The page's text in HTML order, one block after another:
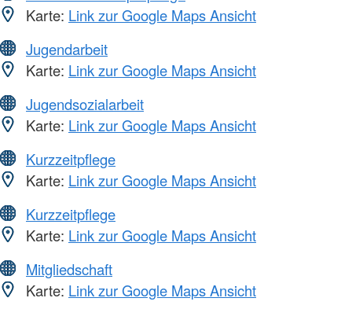
Karte: Link zur Google Maps Ansicht
Jugendarbeit
Karte: Link zur Google Maps Ansicht
Jugendsozialarbeit
Karte: Link zur Google Maps Ansicht
Kurzzeitpflege
Karte: Link zur Google Maps Ansicht
Kurzzeitpflege
Karte: Link zur Google Maps Ansicht
Mitgliedschaft
Karte: Link zur Google Maps Ansicht